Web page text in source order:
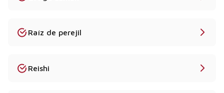
Raíz de perejil
Reishi